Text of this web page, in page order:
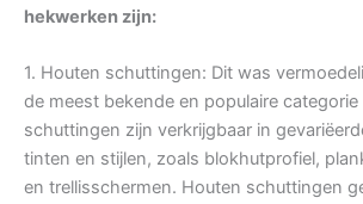
hekwerken zijn:
1. Houten schuttingen: Dit was
de meest bekende en populaire
schuttingen zijn verkrijgbaar in
tinten en stijlen, zoals blokhutprofiel,
en trellisschermen. Houten schuttingen